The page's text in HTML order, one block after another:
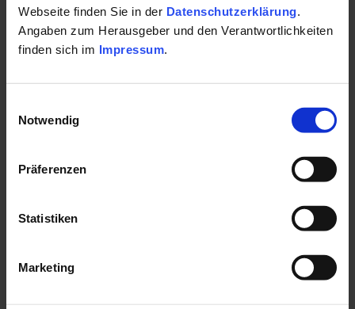
Webseite finden Sie in der Datenschutzerklärung
Angaben zum Herausgeber und den Verantwortlichkeiten
finden sich im Impressum
Notwendig
Präferenzen
Statistiken
Marketing
KURORT